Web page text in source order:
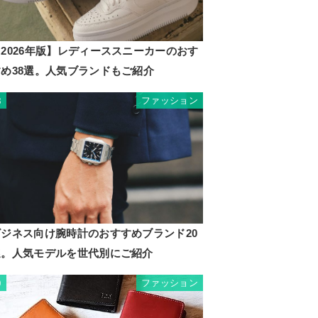
年版】レディーススニーカーのおす
38選。人気ブランドもご紹介
ファッション
ネス向け腕時計のおすすめブランド20
人気モデルを世代別にご紹介
ファッション